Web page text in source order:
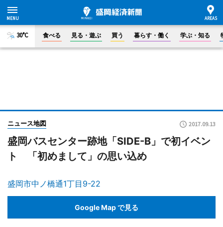
30°C 食べる 見る・遊ぶ 買う 暮らす・働く 学ぶ・知る
ニュース地図 2017.09.13
盛岡バスセンター跡地「SIDE-B」で初イベン
ト 「初めまして」の思い込め
盛岡市中ノ橋通1丁目9-22
Google Map で見る